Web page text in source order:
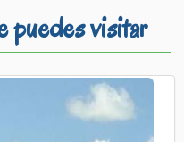
puedes visitar